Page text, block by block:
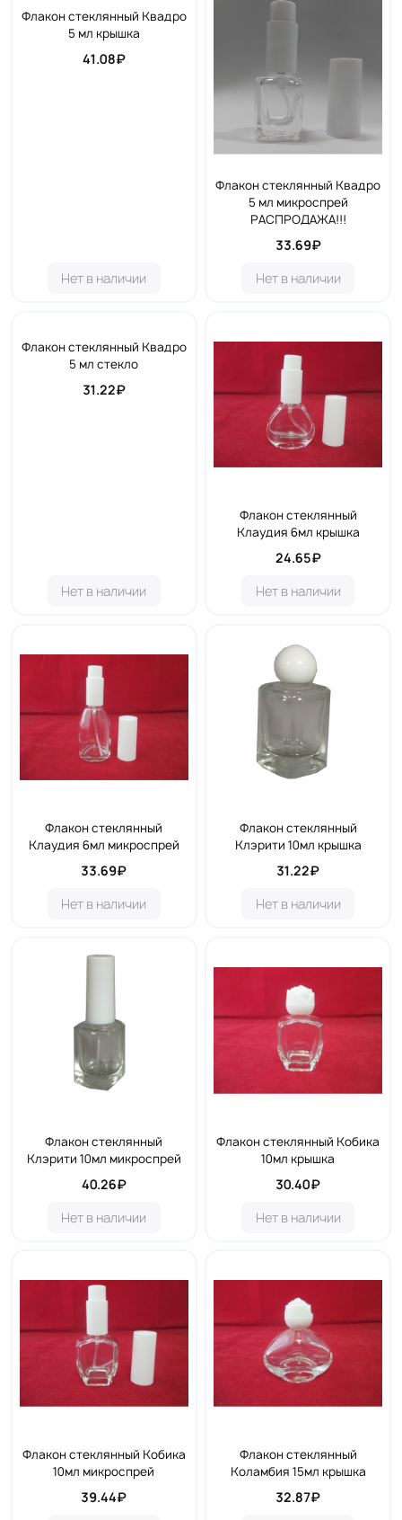
Флакон стеклянный Квадро
5 мл крышка
41.08₽
Нет в наличии
Флакон стеклянный Квадро
5 мл микроспрей
РАСПРОДАЖА!!!
33.69₽
Нет в наличии
Флакон стеклянный Квадро
5 мл стекло
31.22₽
Нет в наличии
Флакон стеклянный
Клаудия 6мл крышка
24.65₽
Нет в наличии
Флакон стеклянный
Клаудия 6мл микроспрей
33.69₽
Нет в наличии
Флакон стеклянный
Клэрити 10мл крышка
31.22₽
Нет в наличии
Флакон стеклянный
Клэрити 10мл микроспрей
40.26₽
Нет в наличии
Флакон стеклянный Кобика
10мл крышка
30.40₽
Нет в наличии
Флакон стеклянный Кобика
10мл микроспрей
39.44₽
Флакон стеклянный
Коламбия 15мл крышка
32.87₽